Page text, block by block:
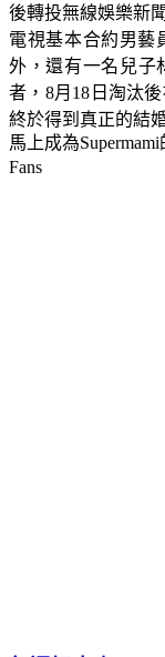
後轉投無線娛樂新
電視基本合約男藝
外，還有一名兒子
者，8月18日淘汰
終於得到真正的結
馬上成為Supermami
Fans